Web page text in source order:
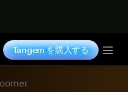
Tangem を購入する